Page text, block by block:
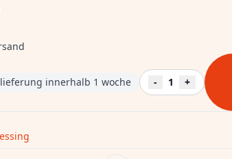
innerhalb 1 woche - 1 +